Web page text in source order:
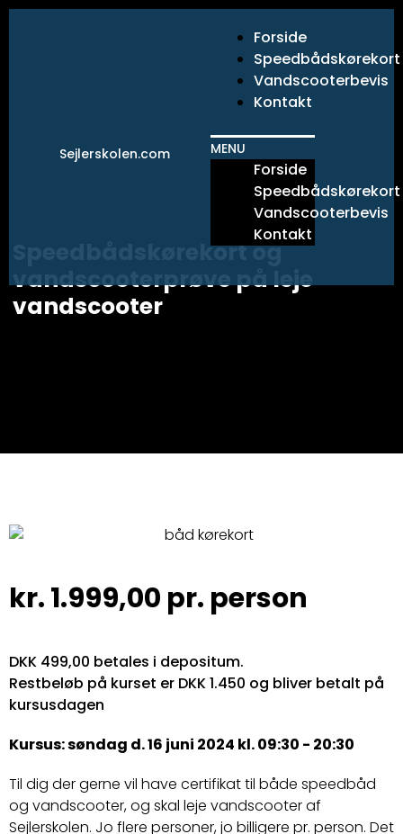
Gå
Sejlerskolen.com
Forside
Speedbådskørekort
Vandscooterbevis
Kontakt
MENU
Forside
Speedbådskørekort
Vandscooterbevis
Kontakt
Speedbådskørekort og
vandscooterprøve på leje
vandscooter
kr.1.999,00 pr. person
DKK 499,00 betales i depositum.
Restbeløb på kurset er DKK 1.450 og bliver betalt på
kursusdagen
Kursus: søndag d. 16 juni 2024 kl. 09:30 - 20:30
Til dig der gerne vil have certifikat til både speedbåd
og vandscooter, og skal leje vandscooter af
Sejlerskolen. Jo flere personer, jo billigere pr. person. Det